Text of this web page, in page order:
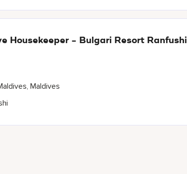
Housekeeper - Bulgari Resort Ranfushi
Maldives